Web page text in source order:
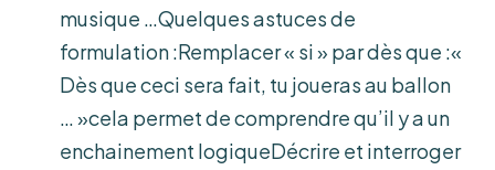
musique …Quelques astuces de
formulation :Remplacer « si » par dès que :«
Dès que ceci sera fait, tu joueras au ballon
… »cela permet de comprendre qu’il y a un
enchainement logiqueDécrire et interroger